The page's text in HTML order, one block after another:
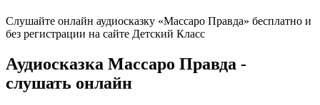
Слушайте онлайн аудиосказку «Массаро Правда» бесплатно и
без регистрации на сайте Детский Класс
Аудиосказка Массаро Правда -
слушать онлайн